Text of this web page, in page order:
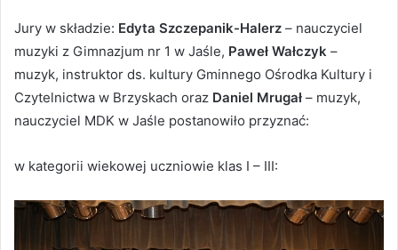
Jury w składzie: Edyta Szczepanik-Halerz – nauczyciel
muzyki z Gimnazjum nr 1 w Jaśle, Paweł Wałczyk –
muzyk, instruktor ds. kultury Gminnego Ośrodka Kultury i
Czytelnictwa w Brzyskach oraz Daniel Mrugał – muzyk,
nauczyciel MDK w Jaśle postanowiło przyznać:
w kategorii wiekowej uczniowie klas I – III: